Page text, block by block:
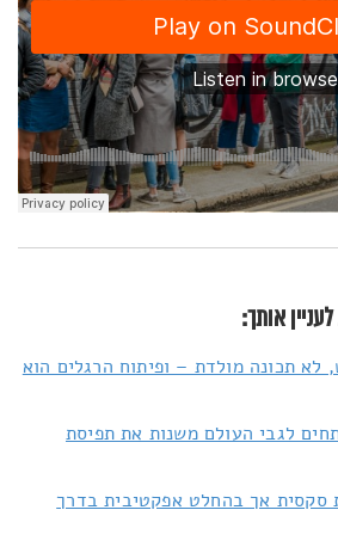
אותך:
לא תכונה מולדת – ופיתוח הרגלים הוא
לגבי העולם משנות את תפיסת
סקסית אך בהחלט אפקטיבית בדרך